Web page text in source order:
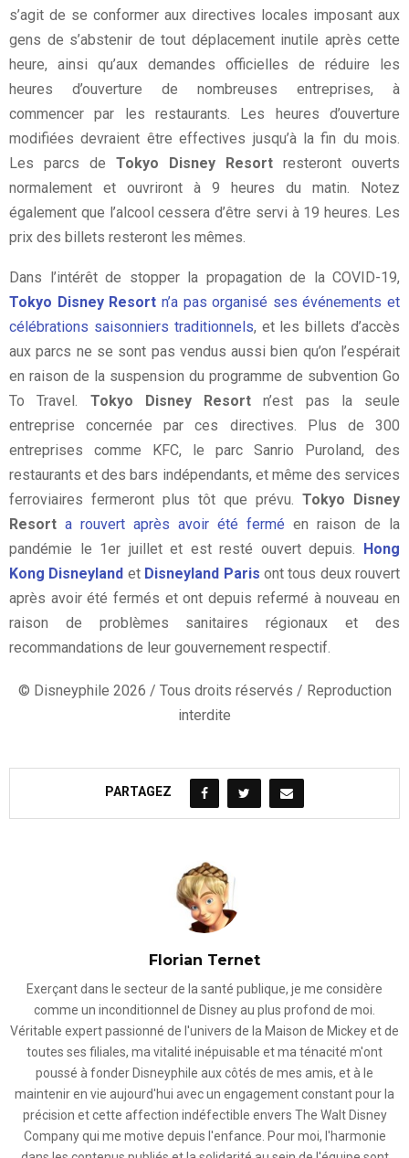
s’agit de se conformer aux directives locales imposant aux
gens de s’abstenir de tout déplacement inutile après cette
heure, ainsi qu’aux demandes officielles de réduire les
heures d’ouverture de nombreuses entreprises, à
commencer par les restaurants. Les heures d’ouverture
modifiées devraient être effectives jusqu’à la fin du mois.
Les parcs de Tokyo Disney Resort resteront ouverts
normalement et ouvriront à 9 heures du matin. Notez
également que l’alcool cessera d’être servi à 19 heures. Les
prix des billets resteront les mêmes.
Dans l’intérêt de stopper la propagation de la COVID-19,
Tokyo Disney Resort n’a pas organisé ses événements et
célébrations saisonniers traditionnels, et les billets d’accès
aux parcs ne se sont pas vendus aussi bien qu’on l’espérait
en raison de la suspension du programme de subvention Go
To Travel. Tokyo Disney Resort n’est pas la seule
entreprise concernée par ces directives. Plus de 300
entreprises comme KFC, le parc Sanrio Puroland, des
restaurants et des bars indépendants, et même des services
ferroviaires fermeront plus tôt que prévu. Tokyo Disney
Resort a rouvert après avoir été fermé en raison de la
pandémie le 1er juillet et est resté ouvert depuis. Hong
Kong Disneyland et Disneyland Paris ont tous deux rouvert
après avoir été fermés et ont depuis refermé à nouveau en
raison de problèmes sanitaires régionaux et des
recommandations de leur gouvernement respectif.
© Disneyphile 2026 / Tous droits réservés / Reproduction
interdite
PARTAGEZ
Florian Ternet
Exerçant dans le secteur de la santé publique, je me considère
comme un inconditionnel de Disney au plus profond de moi.
Véritable expert passionné de l'univers de la Maison de Mickey et de
toutes ses filiales, ma vitalité inépuisable et ma ténacité m'ont
poussé à fonder Disneyphile aux côtés de mes amis, et à le
maintenir en vie aujourd'hui avec un engagement constant pour la
précision et cette affection indéfectible envers The Walt Disney
Company qui me motive depuis l'enfance. Pour moi, l'harmonie